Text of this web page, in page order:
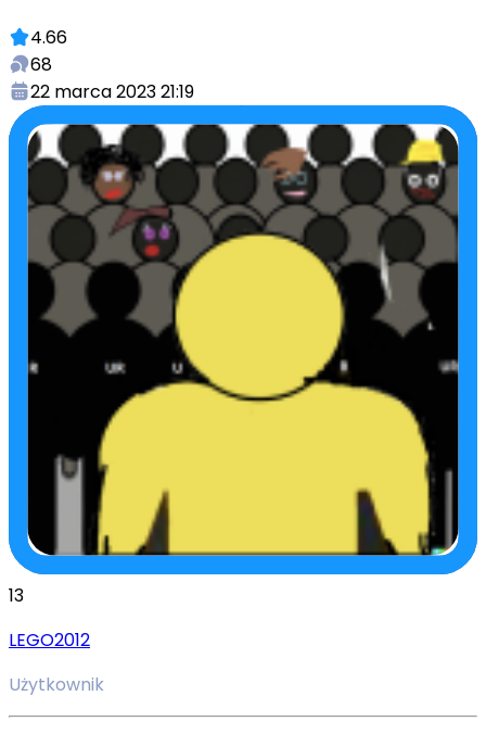
4.66
68
22 marca 2023 21:19
13
LEGO2012
Użytkownik